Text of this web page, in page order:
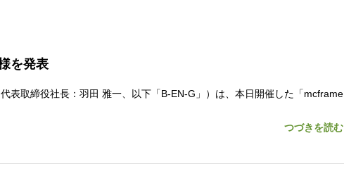
を発表
表取締役社長：羽田 雅一、以下「B-EN-G」）は、本日開催した「mcframe
つづきを読む